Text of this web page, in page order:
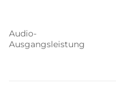
Audio-
Ausgangsleistung